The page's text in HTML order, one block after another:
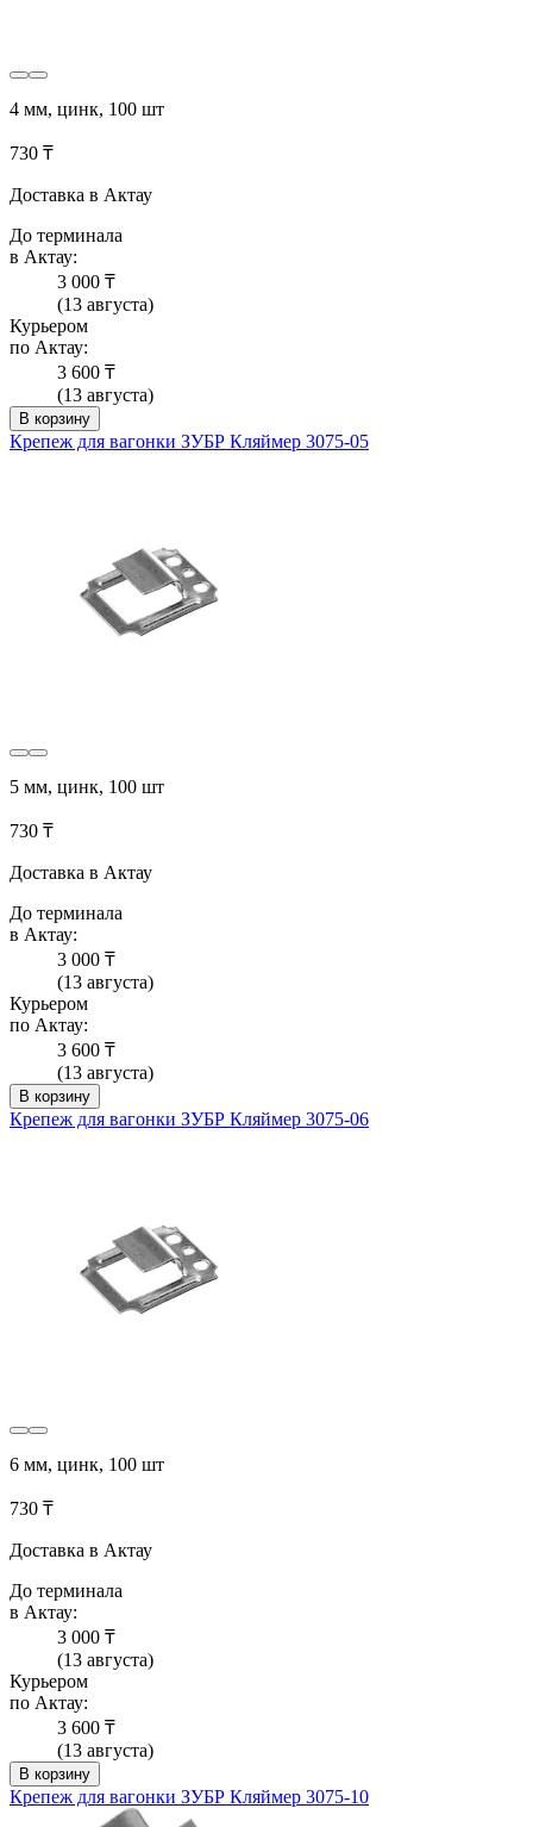
4 мм, цинк, 100 шт
730 ₸
Доставка в Актау
До терминала
в Актау:
3 000 ₸
(13 августа)
Курьером
по Актау:
3 600 ₸
(13 августа)
В корзину
Крепеж для вагонки ЗУБР Кляймер 3075-05
5 мм, цинк, 100 шт
730 ₸
Доставка в Актау
До терминала
в Актау:
3 000 ₸
(13 августа)
Курьером
по Актау:
3 600 ₸
(13 августа)
В корзину
Крепеж для вагонки ЗУБР Кляймер 3075-06
6 мм, цинк, 100 шт
730 ₸
Доставка в Актау
До терминала
в Актау:
3 000 ₸
(13 августа)
Курьером
по Актау:
3 600 ₸
(13 августа)
В корзину
Крепеж для вагонки ЗУБР Кляймер 3075-10